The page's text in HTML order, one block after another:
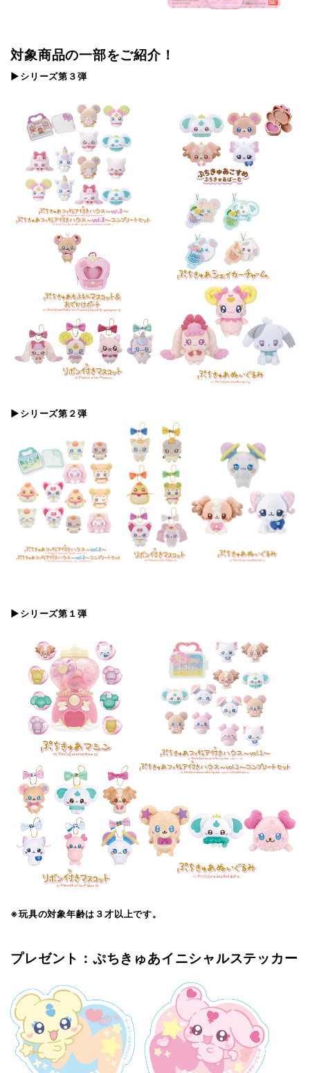
対象商品の一部をご紹介！
▶シリーズ第３弾
▶シリーズ第２弾
▶シリーズ第１弾
※玩具の対象年齢は３才以上です。
プレゼント：ぷちきゅあイニシャルステッカー